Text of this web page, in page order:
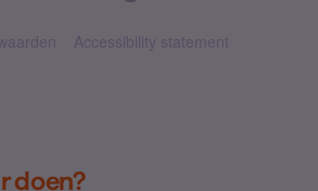
Accessibility statement
doen?